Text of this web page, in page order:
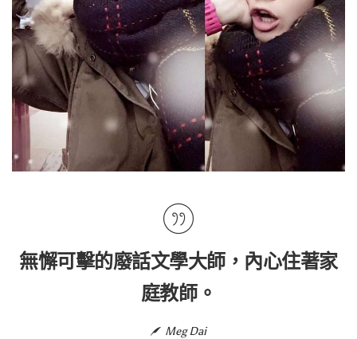
無懈可擊的廢話文學大師，內心住著家
庭教師。
Meg Dai